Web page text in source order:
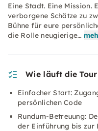
Eine Stadt. Eine Mission.
verborgene Schätze zu
Bühne für eure
die Rolle neugierige…
Wie läuft die
Einfacher Start:
persönlichen Code
Rundum-Betreuung:
der Einführung bis